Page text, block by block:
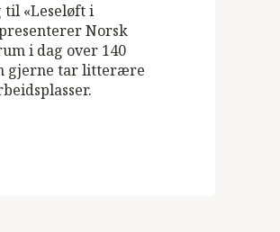
til «Leseløft i
Norsk
i dag over 140
gjerne tar litterære